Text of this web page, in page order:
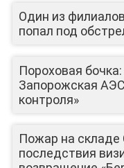
Один из
попал под
Пороховая
Запорожская
контроля»
Пожар на складе
последствия